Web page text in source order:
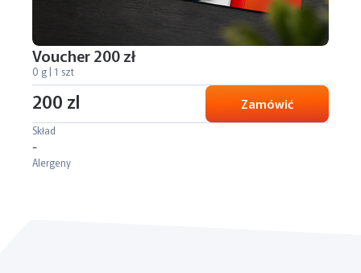
Voucher 200 zł
0 g | 1 szt
200 zl Zamówić
Skład
-
Alergeny